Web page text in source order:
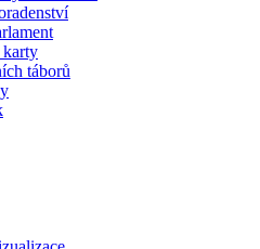
karty
táborů